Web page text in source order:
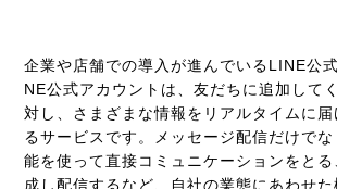
企業や店舗での導入が進んでいるLINE公
NE公式アカウントは、友だちに追加して
対し、さまざまな情報をリアルタイムに届
るサービスです。メッセージ配信だけで
能を使って直接コミュニケーションをと
成し配信するなど、自社の業態にあわせ